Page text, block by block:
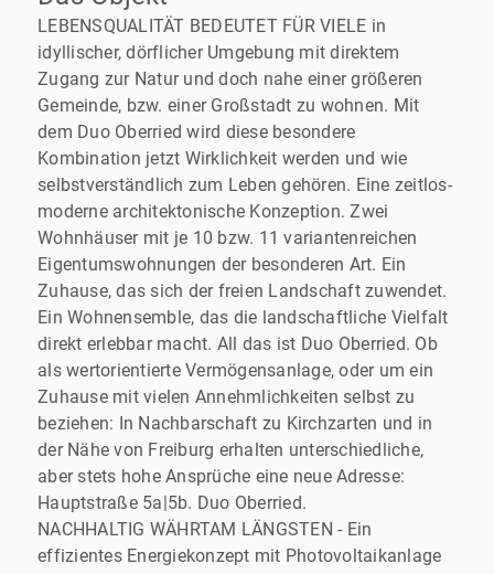
LEBENSQUALITÄT BEDEUTET FÜR VIELE in
idyllischer, dörflicher Umgebung mit direktem
Zugang zur Natur und doch nahe einer größeren
Gemeinde, bzw. einer Großstadt zu wohnen. Mit
dem Duo Oberried wird diese besondere
Kombination jetzt Wirklichkeit werden und wie
selbstverständlich zum Leben gehören. Eine zeitlos-
moderne architektonische Konzeption. Zwei
Wohnhäuser mit je 10 bzw. 11 variantenreichen
Eigentumswohnungen der besonderen Art. Ein
Zuhause, das sich der freien Landschaft zuwendet.
Ein Wohnensemble, das die landschaftliche Vielfalt
direkt erlebbar macht. All das ist Duo Oberried. Ob
als wertorientierte Vermögensanlage, oder um ein
Zuhause mit vielen Annehmlichkeiten selbst zu
beziehen: In Nachbarschaft zu Kirchzarten und in
der Nähe von Freiburg erhalten unterschiedliche,
aber stets hohe Ansprüche eine neue Adresse:
Hauptstraße 5a|5b. Duo Oberried.
NACHHALTIG WÄHRTAM LÄNGSTEN - Ein
effizientes Energiekonzept mit Photovoltaikanlage